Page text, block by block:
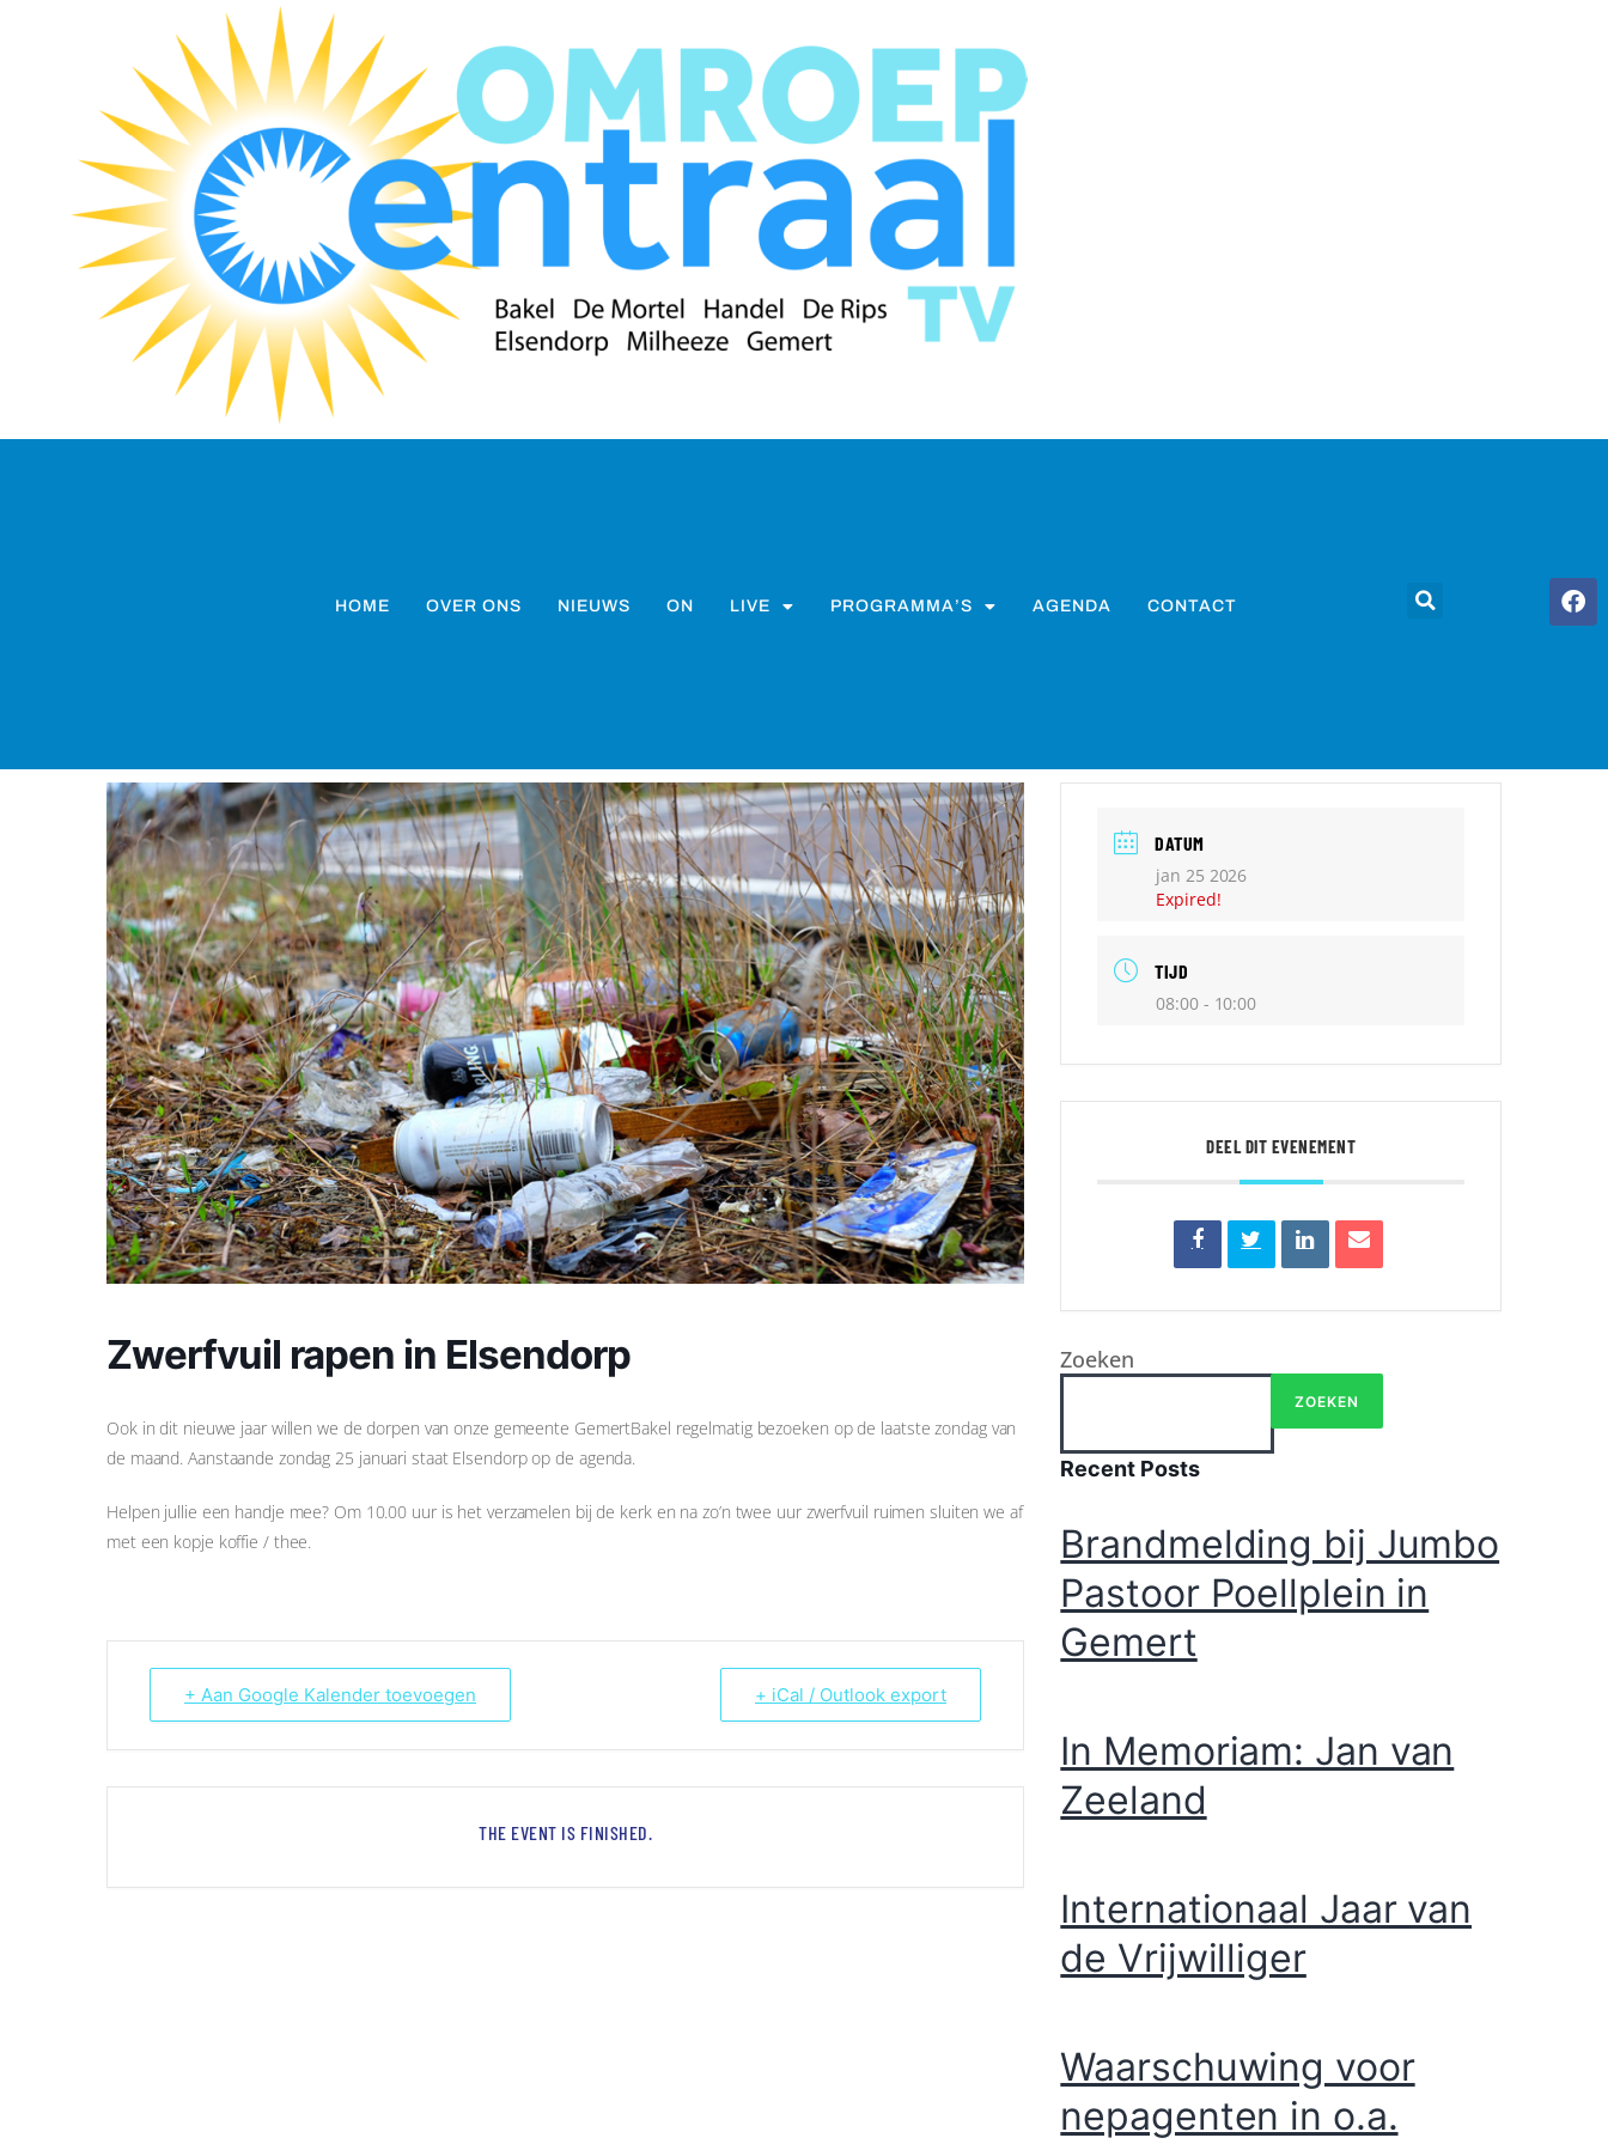
HOME OVER ONS NIEUWS ON LIVE PROGRAMMA’S AGENDA CONTACT
Zwerfvuil rapen in Elsendorp
Ook in dit nieuwe jaar willen we de dorpen van onze gemeente GemertBakel regelmatig bezoeken op de laatste zondag van
de maand. Aanstaande zondag 25 januari staat Elsendorp op de agenda.
Helpen jullie een handje mee? Om 10.00 uur is het verzamelen bij de kerk en na zo’n twee uur zwerfvuil ruimen sluiten we af
met een kopje koffie / thee.
+ Aan Google Kalender toevoegen + iCal / Outlook export
THE EVENT IS FINISHED.
DATUM
jan 25 2026
Expired!
TIJD
08:00 - 10:00
DEEL DIT EVENEMENT
Zoeken
ZOEKEN
Recent Posts
Brandmelding bij Jumbo
Pastoor Poellplein in
Gemert
In Memoriam: Jan van
Zeeland
Internationaal Jaar van
de Vrijwilliger
Waarschuwing voor
nepagenten in o.a.